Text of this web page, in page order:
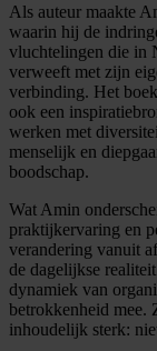
Als auteur maakte
waarin hij de
vluchtelingen die in
verweeft met zijn
verbinding. Het
ook een
werken met
menselijk en
boodschap.
Wat Amin
praktijkervaring en
verandering vanuit
de dagelijkse
dynamiek van
betrokkenheid mee.
inhoudelijk sterk: